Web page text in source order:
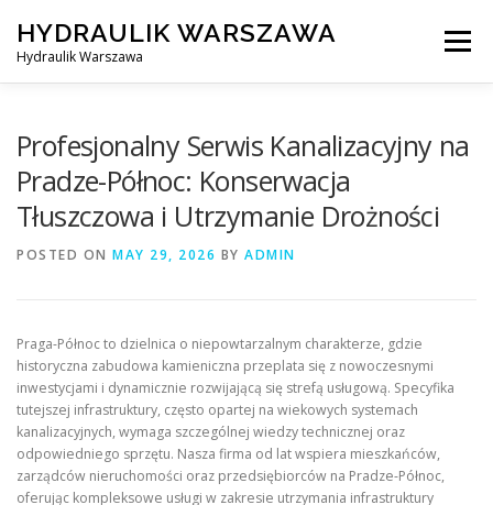
content
HYDRAULIK WARSZAWA
Hydraulik Warszawa
Menu
OBSŁUGIWANE LOKALIZACJE – WARSZAWA I OKOLICE
Profesjonalny Serwis Kanalizacyjny na
Pradze-Północ: Konserwacja
Tłuszczowa i Utrzymanie Drożności
POSTED ON MAY 29, 2026 BY ADMIN
Praga-Północ to dzielnica o niepowtarzalnym charakterze, gdzie
historyczna zabudowa kamieniczna przeplata się z nowoczesnymi
inwestycjami i dynamicznie rozwijającą się strefą usługową. Specyfika
tutejszej infrastruktury, często opartej na wiekowych systemach
kanalizacyjnych, wymaga szczególnej wiedzy technicznej oraz
odpowiedniego sprzętu. Nasza firma od lat wspiera mieszkańców,
zarządców nieruchomości oraz przedsiębiorców na Pradze-Północ,
oferując kompleksowe usługi w zakresie utrzymania infrastruktury